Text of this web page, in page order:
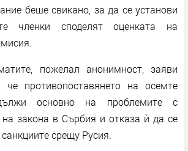
беше свикано, за да се установи
членки споделят оценката на
пожелал анонимност, заяви
че противопоставянето на осемте
основно на проблемите с
на закона в Сърбия и отказа ѝ да се
срещу Русия.